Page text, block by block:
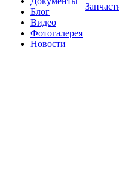
Блог
Видео
Фотогалерея
Новости